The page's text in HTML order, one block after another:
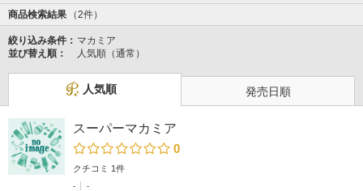
商品検索結果 （2件）
絞り込み条件： マカミア
並び替え順：
人気順（通常）
人気順 発売日順
スーパーマカミア
0
クチコミ 1件
-
-